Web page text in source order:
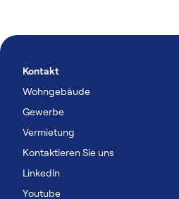
Kontakt
Wohngebäude
Gewerbe
Vermietung
Kontaktieren Sie uns
Linkedln
Youtube